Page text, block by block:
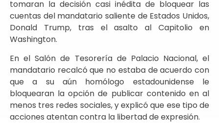
tomaran la decisión casi inédita de bloquear las
cuentas del mandatario saliente de Estados Unidos,
Donald Trump, tras el asalto al Capitolio en
Washington.
En el Salón de Tesorería de Palacio Nacional, el
mandatario recalcó que no estaba de acuerdo con
que a su aún homólogo estadounidense le
bloquearan la opción de publicar contenido en al
menos tres redes sociales, y explicó que ese tipo de
acciones atentan contra la libertad de expresión.